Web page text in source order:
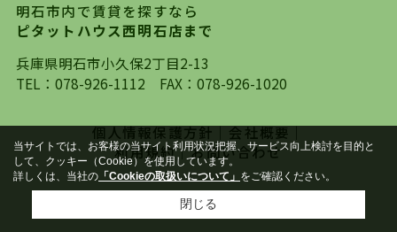
自身でインターネットを利用し、理想のお部屋を
探していただき、選択していただいた物件情報に
対して、専門知識を持ったスタッフがサポートさ
せていただくスタイルを心がけております。私た
は、一度だけでは終わらない、お客様との末長い
お付き合いです。初めての一人暮らしから、就
職・ご結婚・売買物件の購入、などなど一生涯に
わたる、良きアドバイザーとして、地域に密着し
た営業スタイルで様々なお役立ちができればと強
明石市内で賃貸を探すなら
ピタットハウス西明石店まで
兵庫県明石市小久保2丁目2-13
TEL： 078-926-1112 FAX：078-926-1020
個人情報保護方針｜会社概要｜
利用規約｜お問い合わせ
Copyright(c) 株式会社ＡＢＣ All rights reserved.
当サイトでは、お客様の当サイト利用状況把握、サービス向上検討を目的と
して、クッキー（Cookie）を使用しています。
詳しくは、当社の 「Cookieの取扱いについて」 をご確認ください。
閉じる